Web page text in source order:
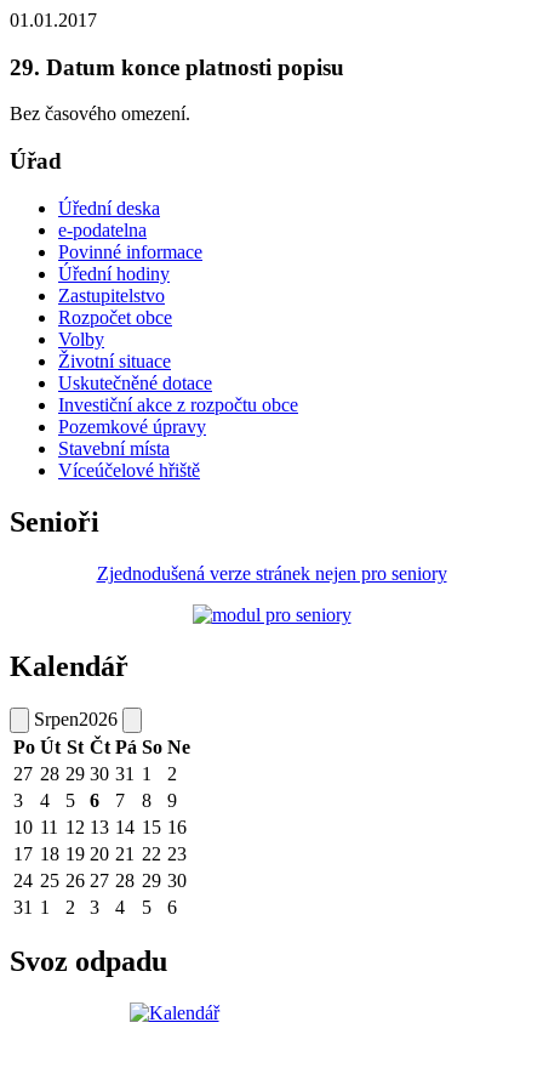
01.01.2017
29. Datum konce platnosti popisu
Bez časového omezení.
Úřad
Úřední deska
e-podatelna
Povinné informace
Úřední hodiny
Zastupitelstvo
Rozpočet obce
Volby
Životní situace
Uskutečněné dotace
Investiční akce z rozpočtu obce
Pozemkové úpravy
Stavební místa
Víceúčelové hřiště
Senioři
Zjednodušená verze stránek nejen pro seniory
Kalendář
Srpen2026
Po Út St Čt Pá So Ne
27 28 29 30 31 1
2
3
4 5 6 7 8
9
10 11 12 13 14 15 16
17 18 19 20 21 22 23
24 25 26 27 28 29 30
31 1 2 3 4 5 6
Svoz odpadu